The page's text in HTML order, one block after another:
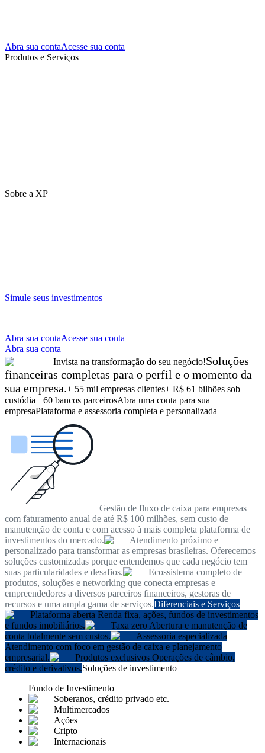
Abra sua contaAcesse sua conta
Produtos e Serviços
Sobre a XP
Simule seus investimentos
Abra sua contaAcesse sua conta
Abra sua conta
Invista na transformação do seu negócio!Soluções
financeiras completas para o perfil e o momento da
sua empresa.+ 55 mil empresas clientes+ R$ 61 bilhões sob
custódia+ 60 bancos parceirosAbra uma conta para sua
empresaPlataforma e assessoria completa e personalizada
Gestão de fluxo de caixa para empresas
com faturamento anual de até R$ 100 milhões, sem custo de
manutenção de conta e com acesso à mais completa plataforma de
investimentos do mercado.
Atendimento próximo e
personalizado para transformar as empresas brasileiras. Oferecemos
soluções customizadas porque entendemos que cada negócio tem
suas particularidades e desafios.
Ecossistema completo de
produtos, soluções e networking que conecta empresas e
empreendedores a diversos parceiros financeiros, gestoras de
recursos e uma ampla gama de serviços.Diferenciais e Serviços
Plataforma aberta Renda fixa, ações, fundos de investimentos
e fundos imobiliários.
Taxa zero Abertura e manutenção de
conta totalmente sem custos.
Assessoria especializada
Atendimento com foco em gestão de caixa e planejamento
empresarial.
Produtos exclusivos Operações de câmbio,
crédito e derivativos.Soluções de investimento
Fundo de Investimento
Soberanos, crédito privado etc.
Multimercados
Ações
Cripto
Internacionais